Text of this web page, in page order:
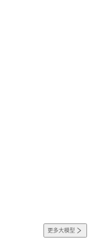
更多大模型